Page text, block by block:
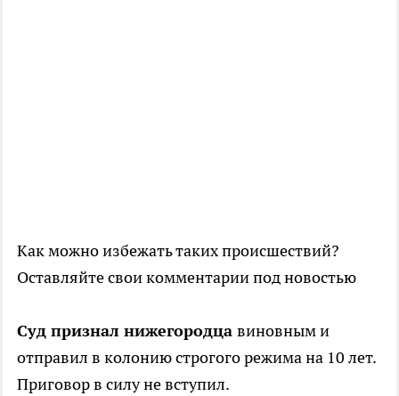
Как можно избежать таких происшествий?
Оставляйте свои комментарии под новостью
Суд признал нижегородца виновным и
отправил в колонию строгого режима на 10 лет.
Приговор в силу не вступил.